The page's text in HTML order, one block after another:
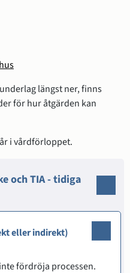
längst ner, finns
för hur åtgärden kan
i vårdförloppet.
och TIA - tidiga
eller indirekt)
fördröja processen.